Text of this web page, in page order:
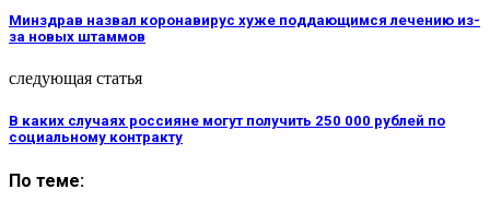
Минздрав назвал коронавирус хуже поддающимся лечению из-
за новых штаммов
следующая статья
В каких случаях россияне могут получить 250 000 рублей по
социальному контракту
По теме: